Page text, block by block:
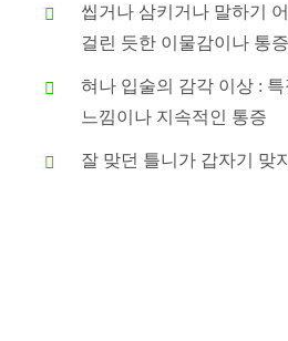
씹거나 삼키거나 말하기
걸린 듯한 이물감이나 통
혀나 입술의 감각 이상 :
느낌이나 지속적인 통증
잘 맞던 틀니가 갑자기 맞